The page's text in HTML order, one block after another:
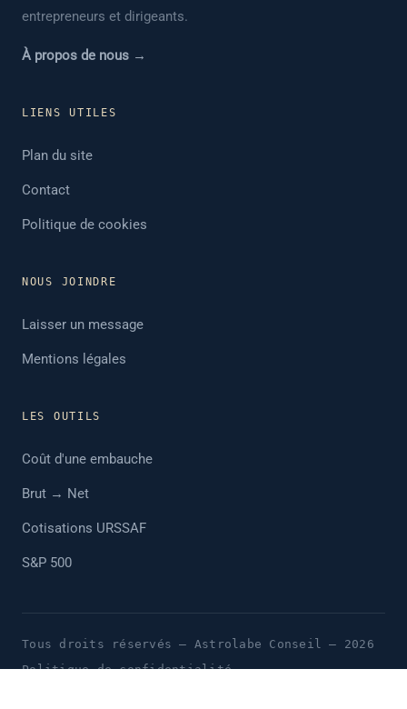
entrepreneurs et dirigeants.
À propos de nous →
LIENS UTILES
Plan du site
Contact
Politique de cookies
NOUS JOINDRE
Laisser un message
Mentions légales
LES OUTILS
Coût d'une embauche
Brut → Net
Cotisations URSSAF
S&P 500
Tous droits réservés — Astrolabe Conseil — 2026
Politique de confidentialité